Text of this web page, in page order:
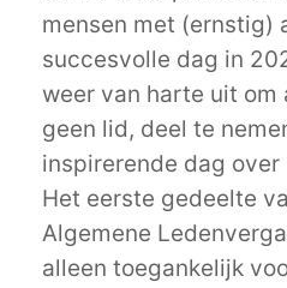
mensen met (ernstig)
succesvolle dag in
weer van harte uit om
geen lid, deel te
inspirerende dag
Het eerste gedeelte
Algemene
alleen toegankelijk